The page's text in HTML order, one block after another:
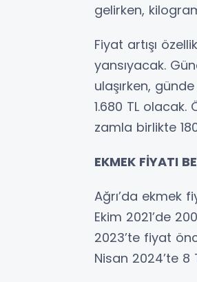
gelirken,
Fiyat artışı
yansıyacak.
ulaşırken,
1.680 TL
zamla birlikte
EKMEK FİYATI
Ağrı’da ekmek
Ekim 2021’de
2023’te fiyat
Nisan 2024’te 8